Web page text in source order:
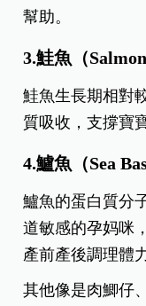
幫助。
3.鮭魚 （Salmon
鮭魚生長期相對
質吸收，支撐寶
4.鱸魚（Sea
鱸魚的蛋白質分
道敏感的孕妈咪
產前產後調理體
其他像是肉鯽仔